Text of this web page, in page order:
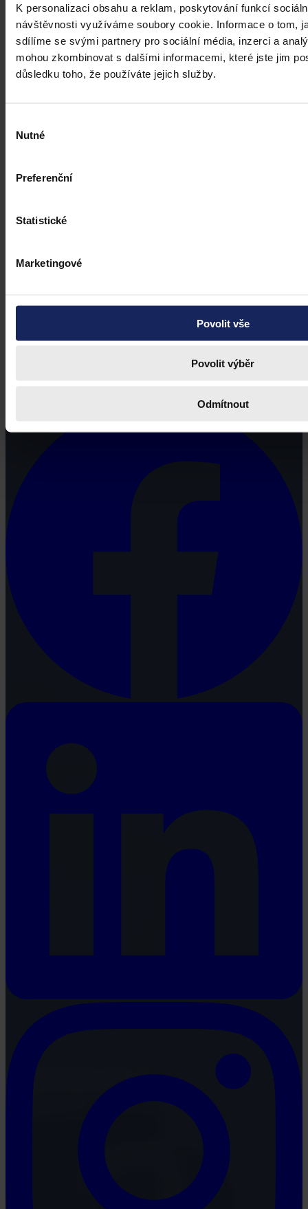
K personalizaci obsahu a reklam, poskytování funkcí
návštěvnosti využíváme soubory cookie. Informace o tom,
sdílíme se svými partnery pro sociální média, inzerci a
mohou zkombinovat s dalšími informacemi, které jste jim
důsledku toho, že používáte jejich služby.
souhlasu
Nutné
Preferenční
Statistické
Marketingové
Povolit vše
Povolit výběr
Odmítnout
Právní portál, jehož cílovou skupinou jsou nejenom právní
profesionálové a zástupci právnických profesí, ale všichni, kteří